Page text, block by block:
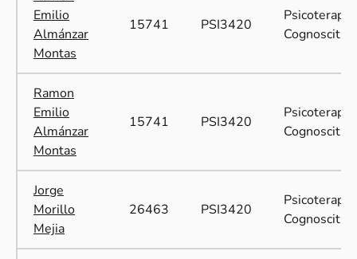
Emilio
Almánzar
Montas
15741 PSI3420
Psicoterapia
Cognoscitiva
Ramon
Emilio
Almánzar
Montas
15741 PSI3420
Psicoterapia
Cognoscitiva
Jorge
Morillo
Mejia
26463 PSI3420
Psicoterapia
Cognoscitiva